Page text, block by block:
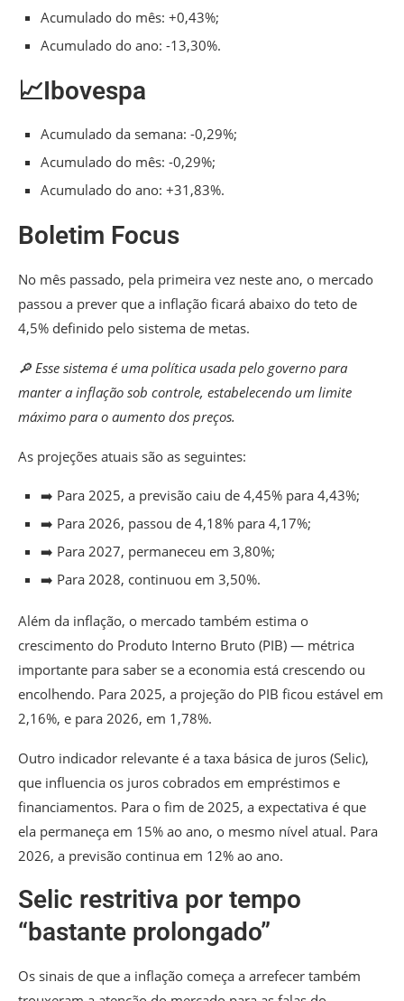
Acumulado do mês: +0,43%;
Acumulado do ano: -13,30%.
📈Ibovespa
Acumulado da semana: -0,29%;
Acumulado do mês: -0,29%;
Acumulado do ano: +31,83%.
Boletim Focus
No mês passado, pela primeira vez neste ano, o mercado
passou a prever que a inflação ficará abaixo do teto de
4,5% definido pelo sistema de metas.
🔎 Esse sistema é uma política usada pelo governo para
manter a inflação sob controle, estabelecendo um limite
máximo para o aumento dos preços.
As projeções atuais são as seguintes:
➡️ Para 2025, a previsão caiu de 4,45% para 4,43%;
➡️ Para 2026, passou de 4,18% para 4,17%;
➡️ Para 2027, permaneceu em 3,80%;
➡️ Para 2028, continuou em 3,50%.
Além da inflação, o mercado também estima o
crescimento do Produto Interno Bruto (PIB) — métrica
importante para saber se a economia está crescendo ou
encolhendo. Para 2025, a projeção do PIB ficou estável em
2,16%, e para 2026, em 1,78%.
Outro indicador relevante é a taxa básica de juros (Selic),
que influencia os juros cobrados em empréstimos e
financiamentos. Para o fim de 2025, a expectativa é que
ela permaneça em 15% ao ano, o mesmo nível atual. Para
2026, a previsão continua em 12% ao ano.
Selic restritiva por tempo
“bastante prolongado”
Os sinais de que a inflação começa a arrefecer também